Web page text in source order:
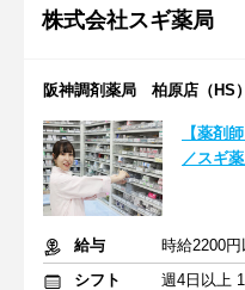
株式会社スギ薬局
阪神調剤薬局 柏原店（HS）
【薬剤
／スギ
給与
時給2200
シフト
週4日以上